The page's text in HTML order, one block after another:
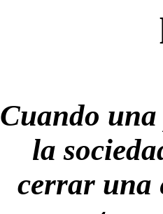
Cuando una
la
cerrar una